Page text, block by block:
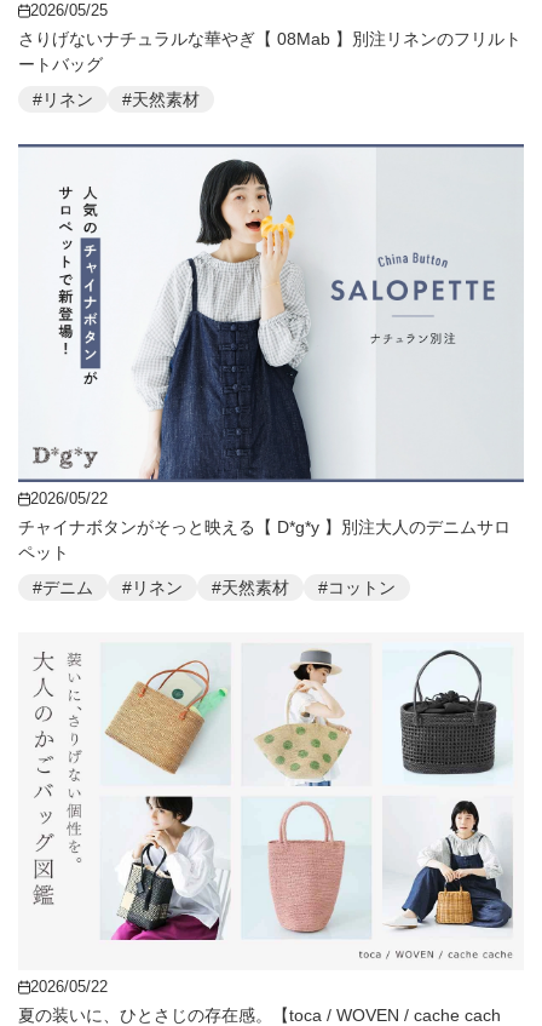
2026/05/25
さりげないナチュラルな華やぎ【 08Mab 】別注リネンのフリルト
ートバッグ
#リネン
#天然素材
2026/05/22
チャイナボタンがそっと映える【 D*g*y 】別注大人のデニムサロ
ペット
#デニム
#リネン #天然素材 #コットン
2026/05/22
夏の装いに、ひとさじの存在感。【toca / WOVEN / cache cach